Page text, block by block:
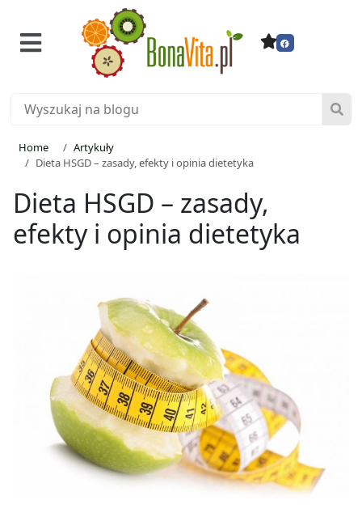
Home
Artykuły
Dieta HSGD – zasady, efekty i opinia dietetyka
Dieta HSGD – zasady,
efekty i opinia dietetyka